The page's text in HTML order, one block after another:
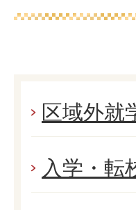
区域外就
入学・転